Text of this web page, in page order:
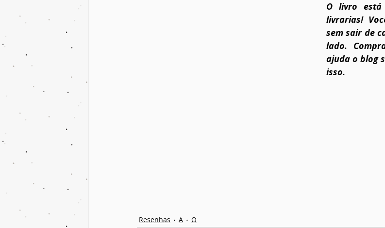
O livro está
livrarias!
sem sair de
lado.
ajuda o blog
isso.
Resenhas A O